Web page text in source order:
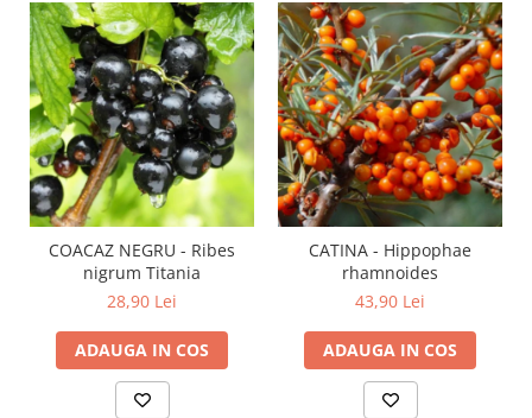
COACAZ NEGRU - Ribes
nigrum Titania
28,90 Lei
ADAUGA IN COS
CATINA - Hippophae
rhamnoides
43,90 Lei
ADAUGA IN COS